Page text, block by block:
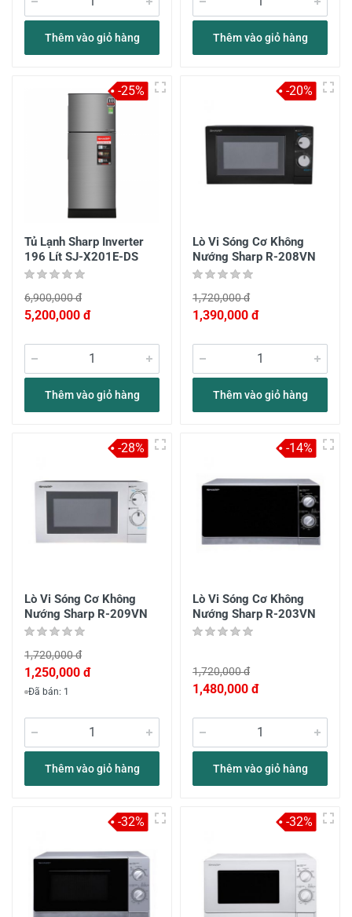
Thêm vào giỏ hàng Thêm vào giỏ hàng
Tủ Lạnh Sharp Inverter
196 Lít SJ-X201E-DS
6,900,000 đ
5,200,000 đ
Thêm vào giỏ hàng
-25%
Lò Vi Sóng Cơ Không
Nướng Sharp R-208VN
1,720,000 đ
1,390,000 đ
Thêm vào giỏ hàng
-20%
Lò Vi Sóng Cơ Không
Nướng Sharp R-209VN
1,720,000 đ
1,250,000 đ
Đã bán: 1
Thêm vào giỏ hàng
-28%
Lò Vi Sóng Cơ Không
Nướng Sharp R-203VN
1,720,000 đ
1,480,000 đ
Thêm vào giỏ hàng
-14%
-32% -32%